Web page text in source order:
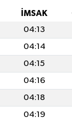
İMSAK
04:13
04:14
04:15
04:16
04:18
04:19